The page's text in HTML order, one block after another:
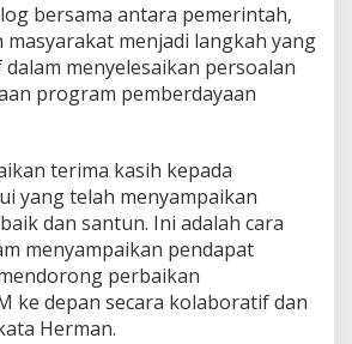
bersama antara pemerintah,
masyarakat menjadi langkah yang
menyelesaikan persoalan
program pemberdayaan
terima kasih kepada
yang telah menyampaikan
dan santun. Ini adalah cara
menyampaikan pendapat
perbaikan
ke depan secara kolaboratif dan
Herman.